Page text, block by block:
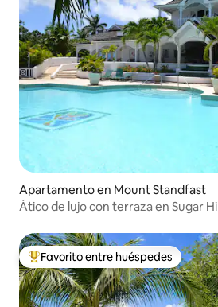
Apartamento en Mount Standfast
Ático de lujo con terraza en Sugar
Favorito entre huéspedes preferido
Favorito entre huéspedes